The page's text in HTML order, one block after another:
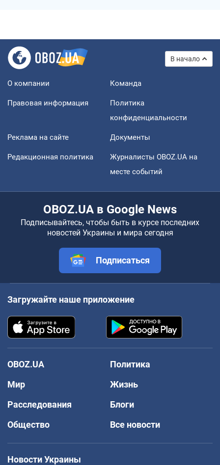
В начало
О компании Команда
Правовая информация
Политика
конфиденциальности
Реклама на сайте Документы
Редакционная политика
Журналисты OBOZ.UA на
месте событий
OBOZ.UA в Google News
Подписывайтесь, чтобы быть в курсе последних
новостей Украины и мира сегодня
Подписаться
Загружайте наше приложение
OBOZ.UA
Политика
Мир
Жизнь
Расследования
Блоги
Общество
Все новости
Новости Украины